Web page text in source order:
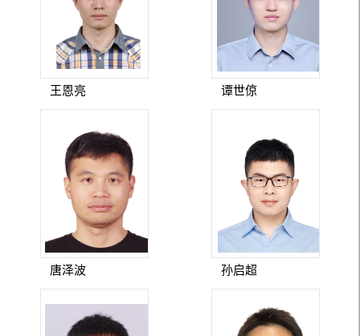
王恩亮 谭世倞
唐泽波 孙启超